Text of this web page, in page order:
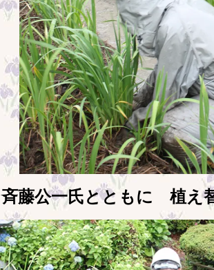
斉藤公一氏とともに 植え